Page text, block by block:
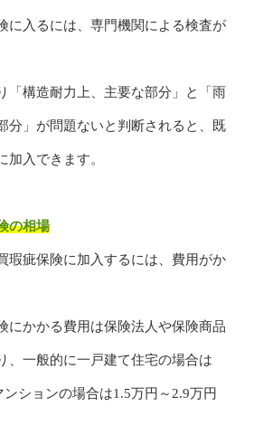
に入るには、専門機関による検査が
「構造耐力上、主要な部分」と「雨
分」が問題ないと判断されると、既
加入できます。
の相場
瑕疵保険に加入するには、費用がか
にかかる費用は保険法人や保険商品
、一般的に一戸建て住宅の場合は
ションの場合は1.5万円～2.9万円